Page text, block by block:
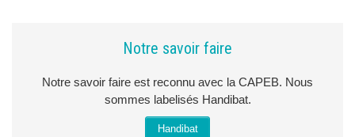
Notre savoir faire
Notre savoir faire est reconnu avec la CAPEB. Nous
sommes labelisés Handibat.
Handibat